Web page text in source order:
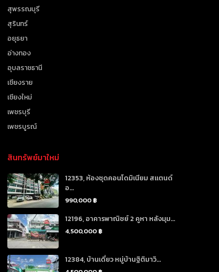
สุพรรณบุรี
สุรินทร์
อยุธยา
อ่างทอง
อุบลราชธานี
เชียงราย
เชียงใหม่
เพชรบุรี
เพชรบูรณ์
สินทรัพย์มาใหม่
12353, ห้องชุดคอนโดมิเนียม สแตนด์
อ...
990,000 ฿
12196, อาคารพาณิชย์ 2 คูหา หลังมุม...
4,500,000 ฿
12384, บ้านเดี่ยว หมู่บ้านฐิติมาวิ...